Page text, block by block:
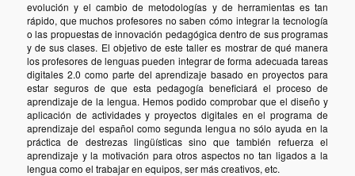
evolución y el cambio de metodologías y de herramientas es tan
rápido, que muchos profesores no saben cómo integrar la tecnología
o las propuestas de innovación pedagógica dentro de sus programas
y de sus clases. El objetivo de este taller es mostrar de qué manera
los profesores de lenguas pueden integrar de forma adecuada tareas
digitales 2.0 como parte del aprendizaje basado en proyectos para
estar seguros de que esta pedagogía beneficiará el proceso de
aprendizaje de la lengua. Hemos podido comprobar que el diseño y
aplicación de actividades y proyectos digitales en el programa de
aprendizaje del español como segunda lengua no sólo ayuda en la
práctica de destrezas lingüísticas sino que también refuerza el
aprendizaje y la motivación para otros aspectos no tan ligados a la
lengua como el trabajar en equipos, ser más creativos, etc.